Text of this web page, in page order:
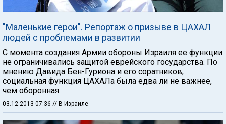
"Маленькие герои". Репортаж о призыве в ЦАХАЛ
людей с проблемами в развитии
С момента создания Армии обороны Израиля ее функции
не ограничивались защитой еврейского государства. По
мнению Давида Бен-Гуриона и его соратников,
социальная функция ЦАХАЛа была едва ли не важнее,
чем оборонная.
03.12.2013 07:36 // В Израиле